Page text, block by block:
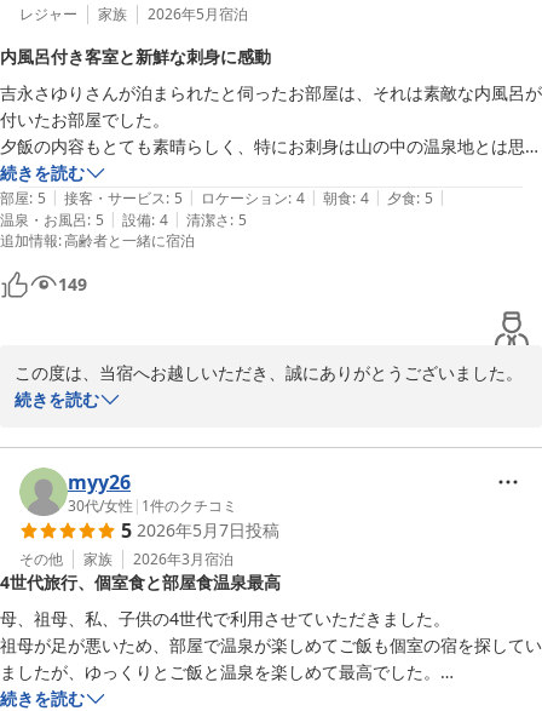
レジャー 家族 2026年5月宿泊
内風呂付き客室と新鮮な刺身に感動
吉永さゆりさんが泊まられたと伺ったお部屋は、それは素敵な内風呂が
付いたお部屋でした。
夕飯の内容もとても素晴らしく、特にお刺身は山の中の温泉地とは思え
ない厚切りで高クオリティのお味でした。
又、お伺いしたいと思います。
続きを読む
部屋: 5 | 接客・サービス: 5 | ロケーション: 4 | 朝食: 4 | 夕食: 5 |
温泉・お風呂: 5 | 設備: 4 | 清潔さ: 5
追加情報:高齢者と一緒に宿泊
149
この度は、当宿へお越しいただき、誠にありがとうございました。
い、大変うれしく思います。
山あいの宿ではございますが、海の幸もできる限りよい状態でお楽
しみいただけますよう努めておりますので、
そのように感じていただけましたこと、何よりの励みでございま
す。
そして、お帰りの際に伺いましたお父様のお話が、今も心に残って
おります。
続きを読む
myy26
30代/女性 | 1件のクチコミ
5 2026年5月7日投稿
その他 家族 2026年3月宿泊
4世代旅行、個室食と部屋食温泉最高
母、祖母、私、子供の4世代で利用させていただきました。
祖母が足が悪いため、部屋で温泉が楽しめてご飯も個室の宿を探してい
ましたが、ゆっくりとご飯と温泉を楽しめて最高でした。
子供用のご飯が、いわゆるお子様セットでなく大人のメニューと同じよ
続きを読む